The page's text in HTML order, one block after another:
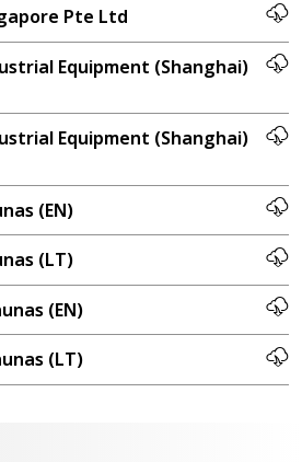
Pte Ltd
Equipment (Shanghai)
Equipment (Shanghai)
(EN)
(LT)
(EN)
(LT)